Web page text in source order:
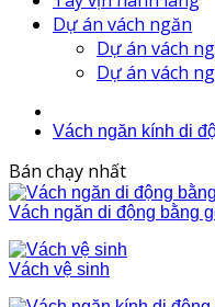
Dự án vách ngăn
Dự án vách
Dự án vách
Vách ngăn kính di
Bán chạy nhất
Vách ngăn di động bằng
Vách vệ sinh